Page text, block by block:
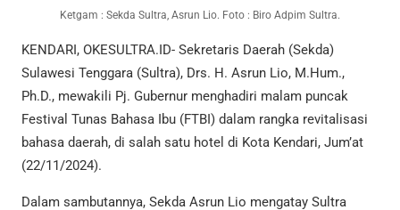
Ketgam : Sekda Sultra, Asrun Lio. Foto : Biro Adpim Sultra.
KENDARI, OKESULTRA.ID- Sekretaris Daerah (Sekda)
Sulawesi Tenggara (Sultra), Drs. H. Asrun Lio, M.Hum.,
Ph.D., mewakili Pj. Gubernur menghadiri malam puncak
Festival Tunas Bahasa Ibu (FTBI) dalam rangka revitalisasi
bahasa daerah, di salah satu hotel di Kota Kendari, Jum’at
(22/11/2024).
Dalam sambutannya, Sekda Asrun Lio mengatay Sultra